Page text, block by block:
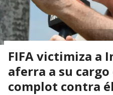
FIFA victimiza a
aferra a su
complot contra